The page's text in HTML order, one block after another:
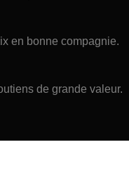
en bonne compagnie.
de grande valeur.